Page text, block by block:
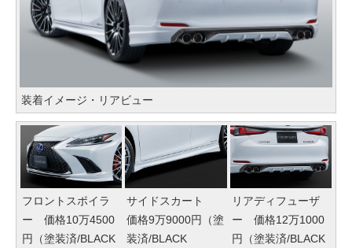
装着イメージ・リアビュー
フロントスポイラ
ー 価格10万4500
円（塗装済/BLACK
サイドスカート
価格9万9000円（塗
装済/BLACK
リアディフューザ
ー 価格12万1000
円（塗装済/BLACK